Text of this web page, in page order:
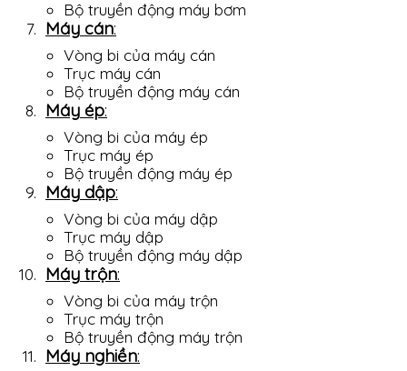
Bộ truyền động máy bơm
Máy cán:
Vòng bi của máy cán
Trục máy cán
Bộ truyền động máy cán
Máy ép:
Vòng bi của máy ép
Trục máy ép
Bộ truyền động máy ép
Máy dập:
Vòng bi của máy dập
Trục máy dập
Bộ truyền động máy dập
Máy trộn:
Vòng bi của máy trộn
Trục máy trộn
Bộ truyền động máy trộn
Máy nghiền: